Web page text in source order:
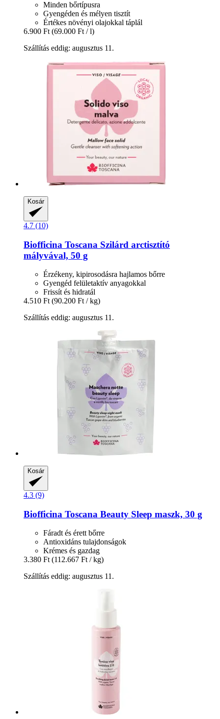
Minden bőrtípusra
Gyengéden és mélyen tisztít
Értékes növényi olajokkal táplál
6.900 Ft (69.000 Ft / l)
Szállítás eddig: augusztus 11.
Kosár
4.7 (10)
Biofficina Toscana Szilárd arctisztító
mályvával, 50 g
Érzékeny, kipirosodásra hajlamos bőrre
Gyengéd felületaktív anyagokkal
Frissít és hidratál
4.510 Ft (90.200 Ft / kg)
Szállítás eddig: augusztus 11.
Kosár
4.3 (9)
Biofficina Toscana Beauty Sleep maszk, 30 g
Fáradt és érett bőrre
Antioxidáns tulajdonságok
Krémes és gazdag
3.380 Ft (112.667 Ft / kg)
Szállítás eddig: augusztus 11.